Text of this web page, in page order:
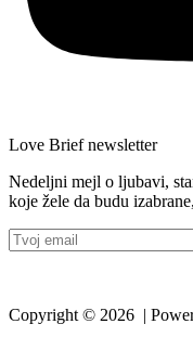
Love Brief newsletter
Nedeljni mejl o ljubavi,
koje žele da budu
Copyright © 2026 |